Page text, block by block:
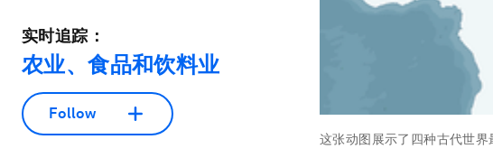
实时追踪：
农业、食品和饮料业
Follow
这张动图展示了四种古代世